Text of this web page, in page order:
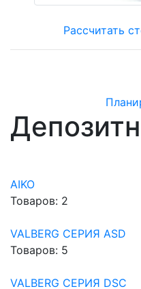
Рассчитать
AIKO
Товаров: 2
VALBERG СЕРИЯ ASD
Товаров: 5
VALBERG СЕРИЯ DSC